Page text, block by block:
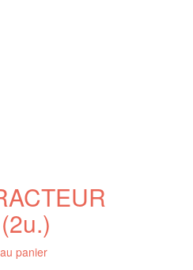
panier